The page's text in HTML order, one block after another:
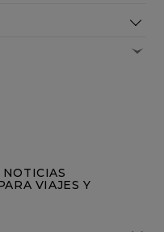
VIAJES Y